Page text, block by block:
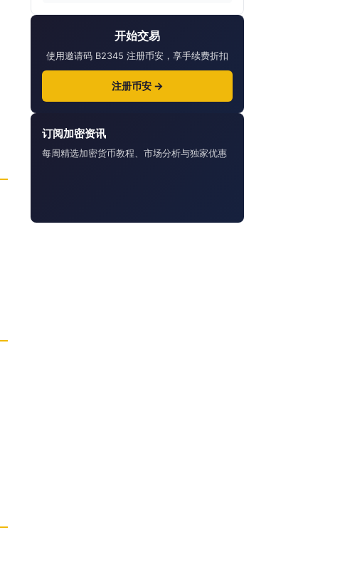
开始交易
使用邀请码 B2345 注册币安，享手续费折扣
注册币安 →
订阅加密资讯
每周精选加密货币教程、市场分析与独家优惠